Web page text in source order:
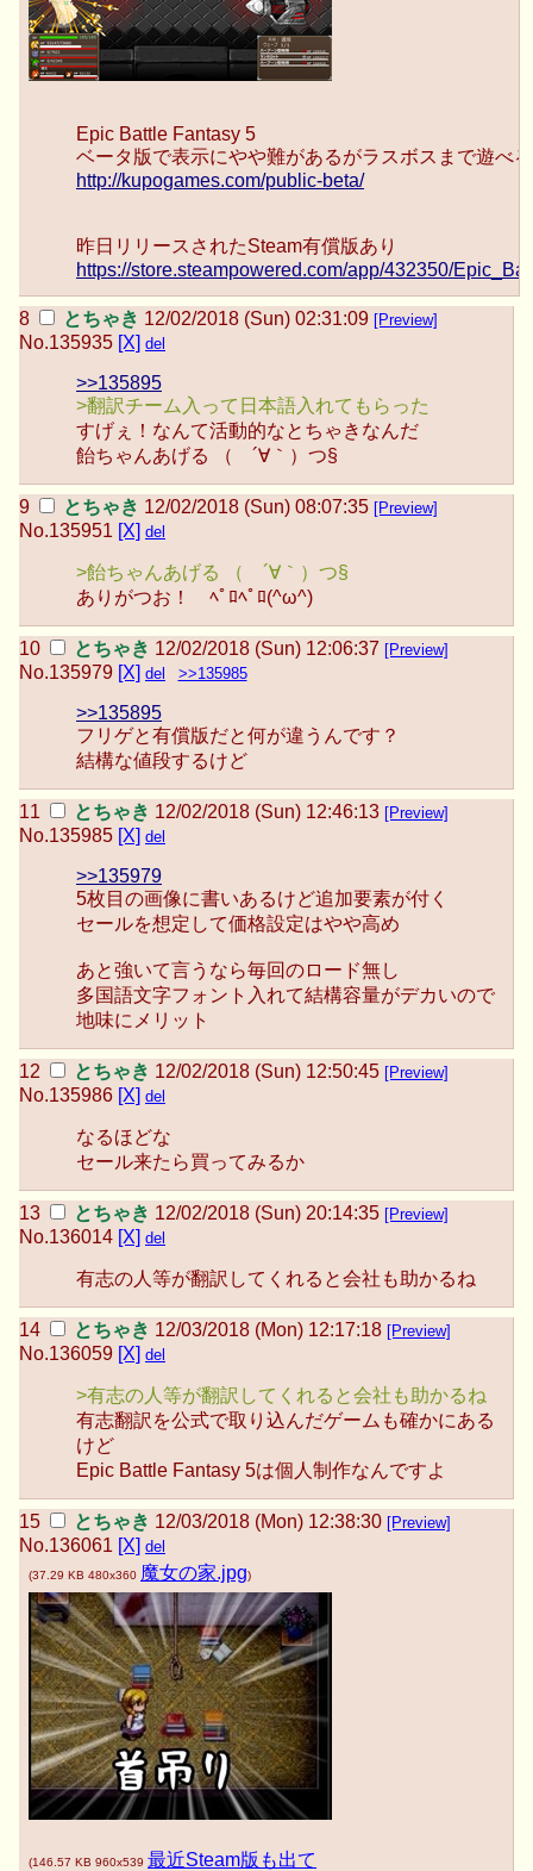
Epic Battle Fantasy 5
ベータ版で表示にやや難があるがラスボスまで遊べる
http://kupogames.com/public-beta/
昨日リリースされたSteam有償版あり
https://store.steampowered.com/app/432350/
とちゃき 12/02/2018 (Sun) 02:31:09 [Preview]
No.135935 [X] del
>>135895
>翻訳チーム入って日本語入れてもらった
すげぇ！なんて活動的なとちゃきなんだ
飴ちゃんあげる （ ´∀｀）つ§
とちゃき 12/02/2018 (Sun) 08:07:35 [Preview]
No.135951 [X] del
>飴ちゃんあげる （ ´∀｀）つ§
ありがつお！ ﾍﾟﾛﾍﾟﾛ(^ω^)
とちゃき 12/02/2018 (Sun) 12:06:37 [Preview]
No.135979 [X] del >>135985
>>135895
フリゲと有償版だと何が違うんです？
結構な値段するけど
とちゃき 12/02/2018 (Sun) 12:46:13 [Preview]
No.135985 [X] del
>>135979
5枚目の画像に書いあるけど追加要素が付く
セールを想定して価格設定はやや高め
あと強いて言うなら毎回のロード無し
多国語文字フォント入れて結構容量がデカいので
地味にメリット
とちゃき 12/02/2018 (Sun) 12:50:45 [Preview]
No.135986 [X] del
なるほどな
セール来たら買ってみるか
とちゃき 12/02/2018 (Sun) 20:14:35 [Preview]
No.136014 [X] del
有志の人等が翻訳してくれると会社も助かるね
とちゃき 12/03/2018 (Mon) 12:17:18 [Preview]
No.136059 [X] del
>有志の人等が翻訳してくれると会社も助かるね
有志翻訳を公式で取り込んだゲームも確かにある
けど
Epic Battle Fantasy 5は個人制作なんですよ
とちゃき 12/03/2018 (Mon) 12:38:30 [Preview]
No.136061 [X] del
(37.29 KB 480x360 魔女の家.jpg)
(146.57 KB 960x539 最近Steam版も出て